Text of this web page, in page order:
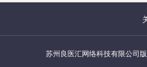
苏州良医汇网络科技有限公司